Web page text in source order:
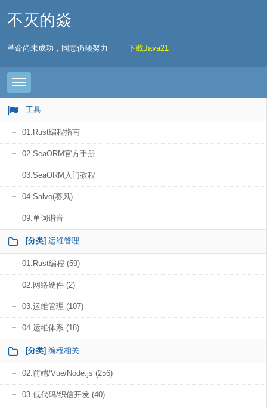
不灭的焱
革命尚未成功，同志仍须努力 下载Java21
Toggle navigation
工具
01.Rust编程指南
02.SeaORM官方手册
03.SeaORM入门教程
04.Salvo(赛风)
09.单词谐音
[分类] 运维管理
01.Rust编程 (59)
02.网络硬件 (2)
03.运维管理 (107)
04.运维体系 (18)
[分类] 编程相关
02.前端/Vue/Node.js (256)
03.低代码/织信开发 (40)